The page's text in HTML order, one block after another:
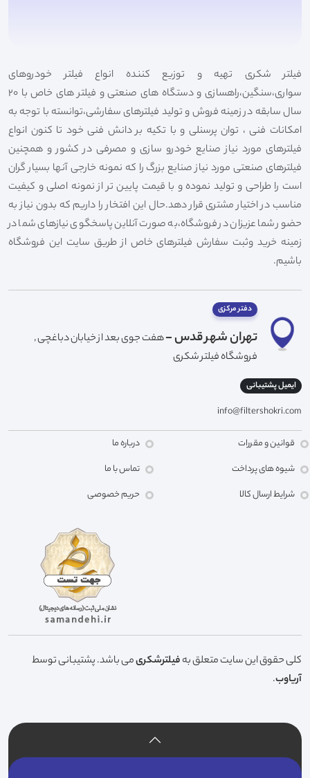
فیلتر شکری تهیه و توزیع کننده انواع فیلتر خودروهای
سواری،سنگین،راهسازی و دستگاه های صنعتی و فیلتر های خاص با 20
سال سابقه در زمینه فروش و تولید فیلترهای سفارشی،توانسته با توجه به
امکانات فنی ، توان پرسنلی و با تکیه بر دانش فنی خود تا کنون انواع
فیلترهای مورد نیاز صنایع خودرو سازی و مصرفی در کشور و همچنین
فیلترهای صنعتی مورد نیاز صنایع بزرگ را که نمونه خارجی آنها بسیار گران
است را طراحی و تولید نموده و با قیمت پایین تر از نمونه اصلی و کیفیت
مناسب در اختیار مشتری قرار دهد.حال این افتخار را داریم که بدون نیاز به
حضور شما عزیزان در فروشگاه،به صورت آنلاین پاسخگوی نیازهای شما در
زمینه خرید وثبت سفارش فیلترهای خاص از طریق سایت این فروشگاه
باشیم.
دفتر مرکزی
تهران شهر قدس -هفت جوی بعد از خیابان دباغچی ,
فروشگاه فیلتر شکری
ایمیل پشتیبانی
info@filtershokri.com
قوانین و مقررات
شیوه های پرداخت
شرایط ارسال کالا
درباره ما
تماس با ما
حریم خصوصی
کلی حقوق این سایت متعلق بهفیلترشکریمی باشد. پشتیبانی توسط
آریاوب.